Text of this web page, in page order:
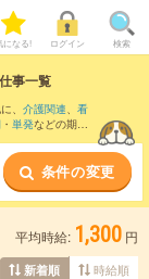
になる! ログイン 検索
事一覧
、 介護関連、 看
・ 単発などの期間
条件の変更
平均時給: 1,300 円
新着順 時給順